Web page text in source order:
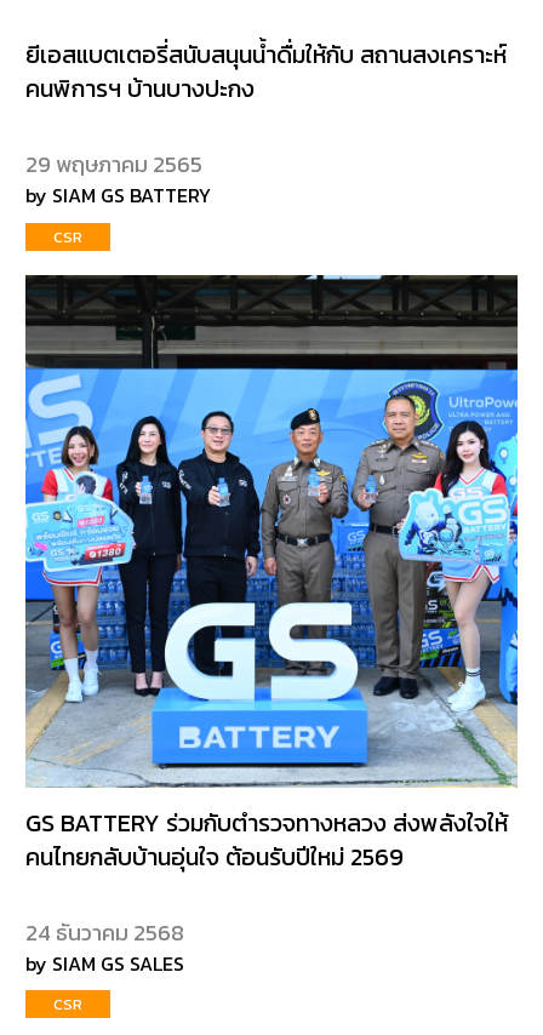
ยีเอสแบตเตอรี่สนับสนุนน้ำดื่มให้กับ สถานสงเคราะห์
คนพิการฯ บ้านบางปะกง
29 พฤษภาคม 2565
by SIAM GS BATTERY
CSR
GS BATTERY ร่วมกับตำรวจทางหลวง ส่งพลังใจให้
คนไทยกลับบ้านอุ่นใจ ต้อนรับปีใหม่ 2569
24 ธันวาคม 2568
by SIAM GS SALES
CSR